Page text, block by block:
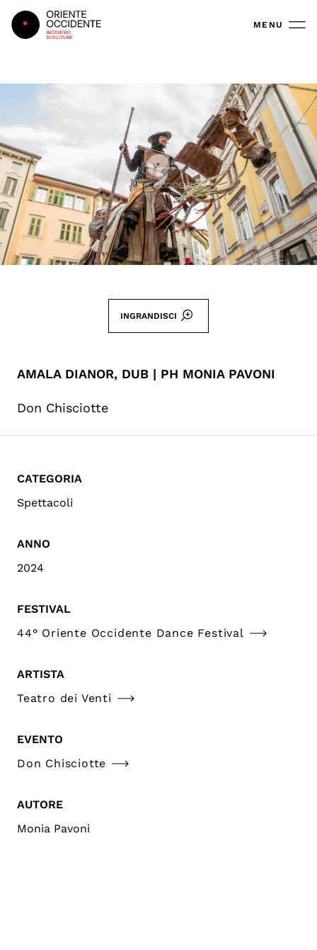
Oriente Occidente MENU
INGRANDISCI
AMALA DIANOR, DUB | PH MONIA PAVONI
Don Chisciotte
CATEGORIA
Spettacoli
ANNO
2024
FESTIVAL
44° Oriente Occidente Dance Festival
ARTISTA
Teatro dei Venti
EVENTO
Don Chisciotte
AUTORE
Monia Pavoni